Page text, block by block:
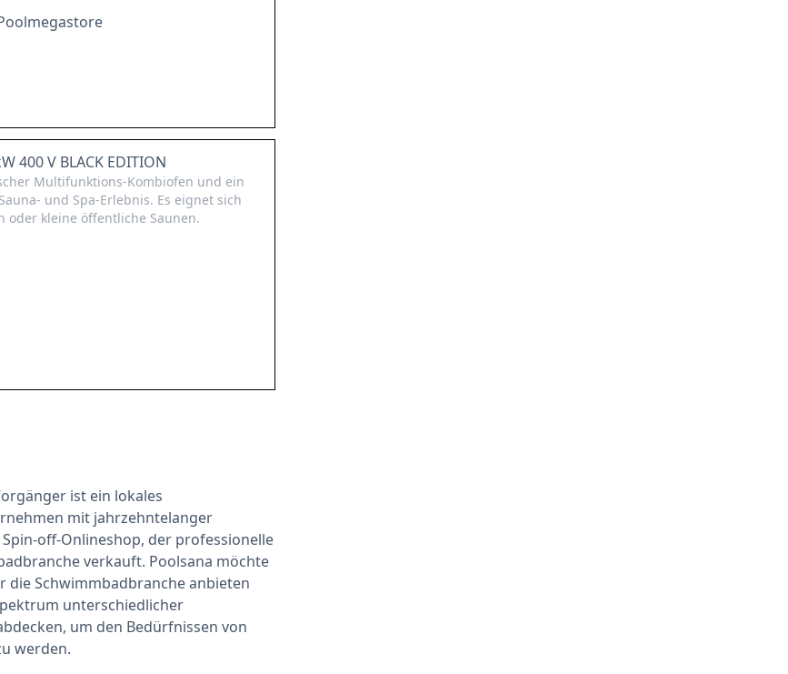
400 V BLACK EDITION
Multifunktions-Kombiofen und ein
und Spa-Erlebnis. Es eignet sich
oder kleine öffentliche Saunen.
ist ein lokales
mit jahrzehntelanger
off-Onlineshop, der professionelle
verkauft. Poolsana möchte
die Schwimmbadbranche anbieten
unterschiedlicher
um den Bedürfnissen von
werden.